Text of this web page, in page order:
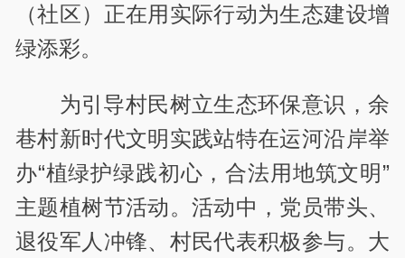
（社区）正在用实际行动为生态建设增
绿添彩。
为引导村民树立生态环保意识，余
巷村新时代文明实践站特在运河沿岸举
办“植绿护绿践初心，合法用地筑文明”
主题植树节活动。活动中，党员带头、
退役军人冲锋、村民代表积极参与。大